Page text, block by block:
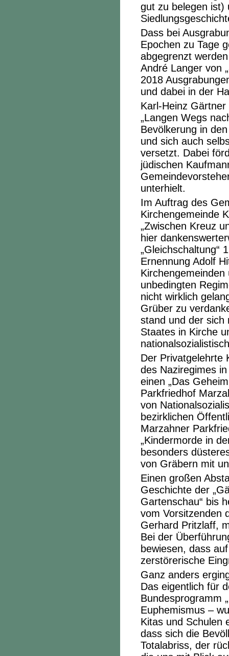
gut zu belegen ist)
Dass bei
Epochen zu Tage
abgegrenzt
André Langer von
2018
und dabei in der
Karl-Heinz
„Langen Wegs
Bevölkerung in
und sich auch
versetzt. Dabei
jüdischen
unterhielt.
Im Auftrag des
Kirchengemeinde
„Zwischen Kreuz
hier
„Gleichschaltung“
Ernennung Adolf
Kirchengemeinden
unbedingten
nicht wirklich
Grüber zu
stand und der sich
Staates in Kirche
Der Privatgelehrte
des Naziregimes
einen „Das
Parkfriedhof
von
bezirklichen
Marzahner
„Kindermorde in
besonders
von Gräbern mit
Einen großen
Geschichte der
Gartenschau“ bis
vom Vorsitzenden
Gerhard Pritzlaff,
Bei der
bewiesen, dass
zerstörerische
Ganz anders
Das eigentlich für
Bundesprogramm
Euphemismus –
Kitas und Schulen
dass sich die
Totalabriss, der